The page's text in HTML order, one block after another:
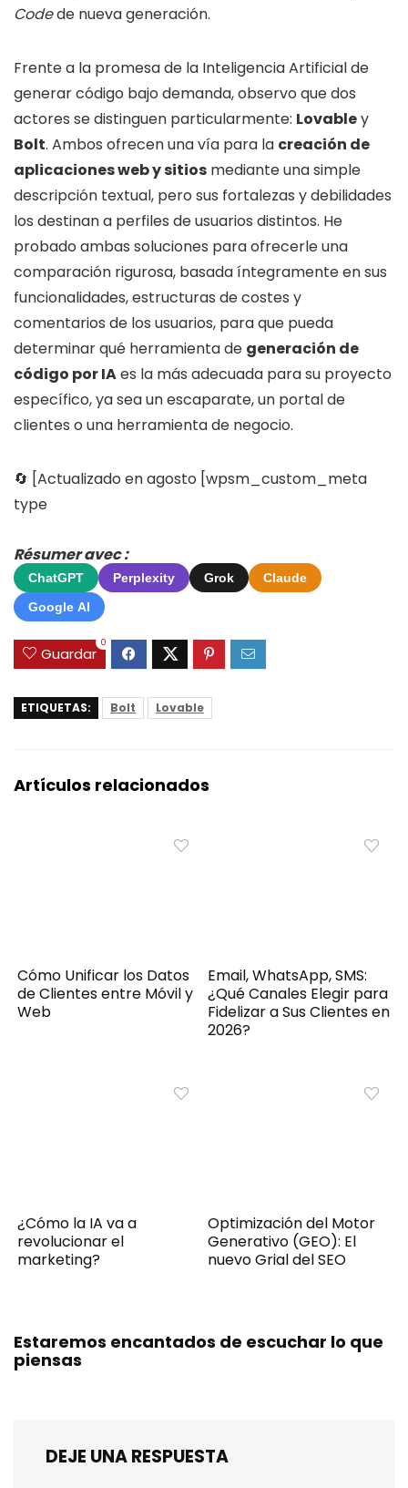
Codede nueva generación.
Frente a la promesa de la Inteligencia Artificial de
generar código bajo demanda, observo que dos
actores se distinguen particularmente: Lovabley
Bolt. Ambos ofrecen una vía para la creación de
aplicaciones web y sitios mediante una simple
descripción textual, pero sus fortalezas y debilidades
los destinan a perfiles de usuarios distintos. He
probado ambas soluciones para ofrecerle una
comparación rigurosa, basada íntegramente en sus
funcionalidades, estructuras de costes y
comentarios de los usuarios, para que pueda
determinar qué herramienta de generación de
código por IAes la más adecuada para su proyecto
específico, ya sea un escaparate, un portal de
clientes o una herramienta de negocio.
🔄 [Actualizado en agosto [wpsm_custom_meta
type
Résumer avec :
ChatGPT Perplexity Grok
Claude
Google AI
Guardar
0
ETIQUETAS: Bolt Lovable
Artículos relacionados
Cómo Unificar los Datos
de Clientes entre Móvil y
Web
Email, WhatsApp, SMS:
¿Qué Canales Elegir para
Fidelizar a Sus Clientes en
2026?
¿Cómo la IA va a
revolucionar el
marketing?
Optimización del Motor
Generativo (GEO): El
nuevo Grial del SEO
Estaremos encantados de escuchar lo que
piensas
DEJE UNA RESPUESTA